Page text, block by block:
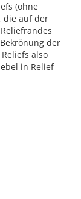
(ohne
die auf der
der
also
in Relief